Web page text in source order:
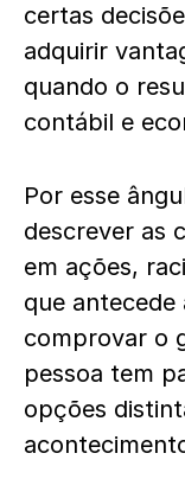
certas
adquirir
quando o
contábil e
Por esse
descrever as
em ações,
que antecede
comprovar o
pessoa tem
opções